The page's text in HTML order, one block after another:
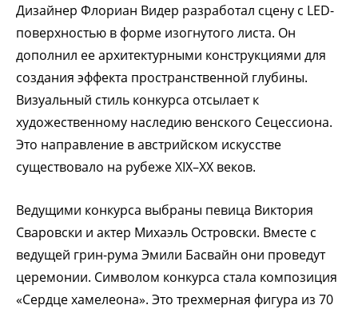
Дизайнер Флориан Видер разработал сцену с LED-
поверхностью в форме изогнутого листа. Он
дополнил ее архитектурными конструкциями для
создания эффекта пространственной глубины.
Визуальный стиль конкурса отсылает к
художественному наследию венского Сецессиона.
Это направление в австрийском искусстве
существовало на рубеже XIX–XX веков.
Ведущими конкурса выбраны певица Виктория
Сваровски и актер Михаэль Островски. Вместе с
ведущей грин-рума Эмили Басвайн они проведут
церемонии. Символом конкурса стала композиция
«Сердце хамелеона». Это трехмерная фигура из 70